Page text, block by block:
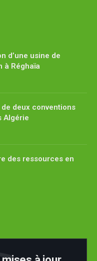
d’une usine de
à Réghaïa
deux conventions
Algérie
des ressources en